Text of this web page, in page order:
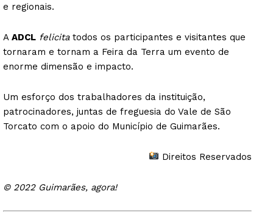
e regionais.
A ADCL felicitatodos os participantes e visitantes que
tornaram e tornam a Feira da Terra um evento de
enorme dimensão e impacto.
Um esforço dos trabalhadores da instituição,
patrocinadores, juntas de freguesia do Vale de São
Torcato com o apoio do Município de Guimarães.
Direitos Reservados
© 2022 Guimarães, agora!